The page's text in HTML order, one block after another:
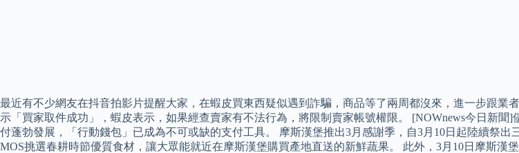
最近有不少網友在抖音拍影片提醒大家，在蝦皮買東西疑似遇到詐騙，商品等了兩周都沒來，進一步跟
示「買家取件成功」，蝦皮表示，如果經查賣家有不法行為，將限制賣家帳號權限。 [NOWnews今日新
付蓬勃發展，「行動錢包」已成為不可或缺的支付工具。 摩斯漢堡推出3月感謝季，自3月10日起陸續祭
MOS挑選春耕時節優質食材，讓大眾能就近在摩斯漢堡購買產地直送的新鮮蔬果。 此外，3月10日摩斯漢